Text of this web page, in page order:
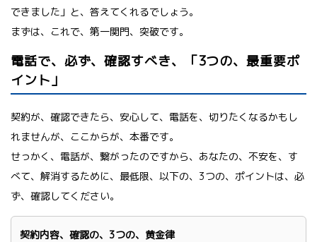
できました」と、答えてくれるでしょう。
まずは、これで、第一関門、突破です。
電話で、必ず、確認すべき、「3つの、最重要ポ
イント」
契約が、確認できたら、安心して、電話を、切りたくなるかもし
れませんが、ここからが、本番です。
せっかく、電話が、繋がったのですから、あなたの、不安を、す
べて、解消するために、最低限、以下の、3つの、ポイントは、必
ず、確認してください。
契約内容、確認の、3つの、黄金律